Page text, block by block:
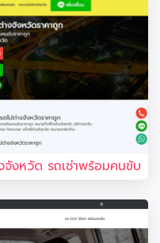
จังหวัด รถเช่าพร้อมคนขับ